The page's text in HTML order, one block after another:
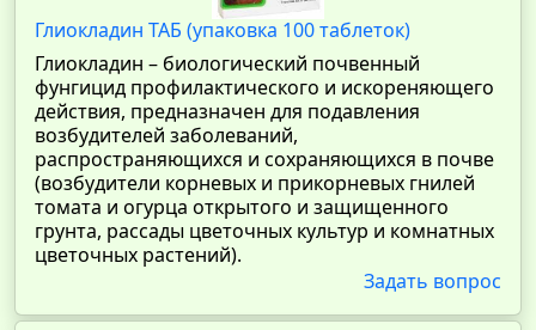
Глиокладин ТАБ (упаковка 100 таблеток)
Глиокладин – биологический почвенный
фунгицид профилактического и искореняющего
действия, предназначен для подавления
возбудителей заболеваний,
распространяющихся и сохраняющихся в почве
(возбудители корневых и прикорневых гнилей
томата и огурца открытого и защищенного
грунта, рассады цветочных культур и комнатных
цветочных растений).
Задать вопрос